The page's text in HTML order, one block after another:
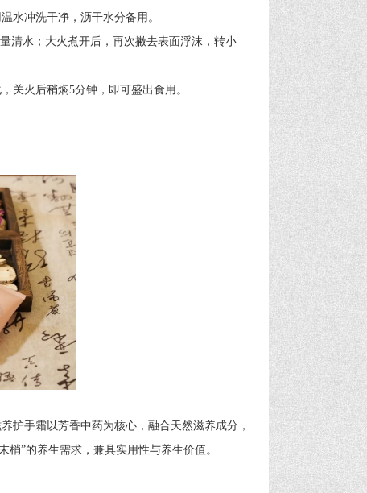
冲洗干净，沥干水分备用。
清水；大火煮开后，再次撇去表面浮沫，转小
火后稍焖5分钟，即可盛出食用。
手霜以芳香中药为核心，融合天然滋养成分，
”的养生需求，兼具实用性与养生价值。